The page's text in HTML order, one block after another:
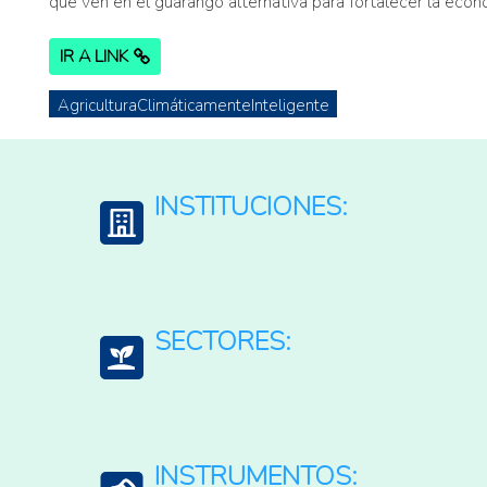
IR A LINK
AgriculturaClimáticamenteInteligente
INSTITUCIONES:
SECTORES:
INSTRUMENTOS: